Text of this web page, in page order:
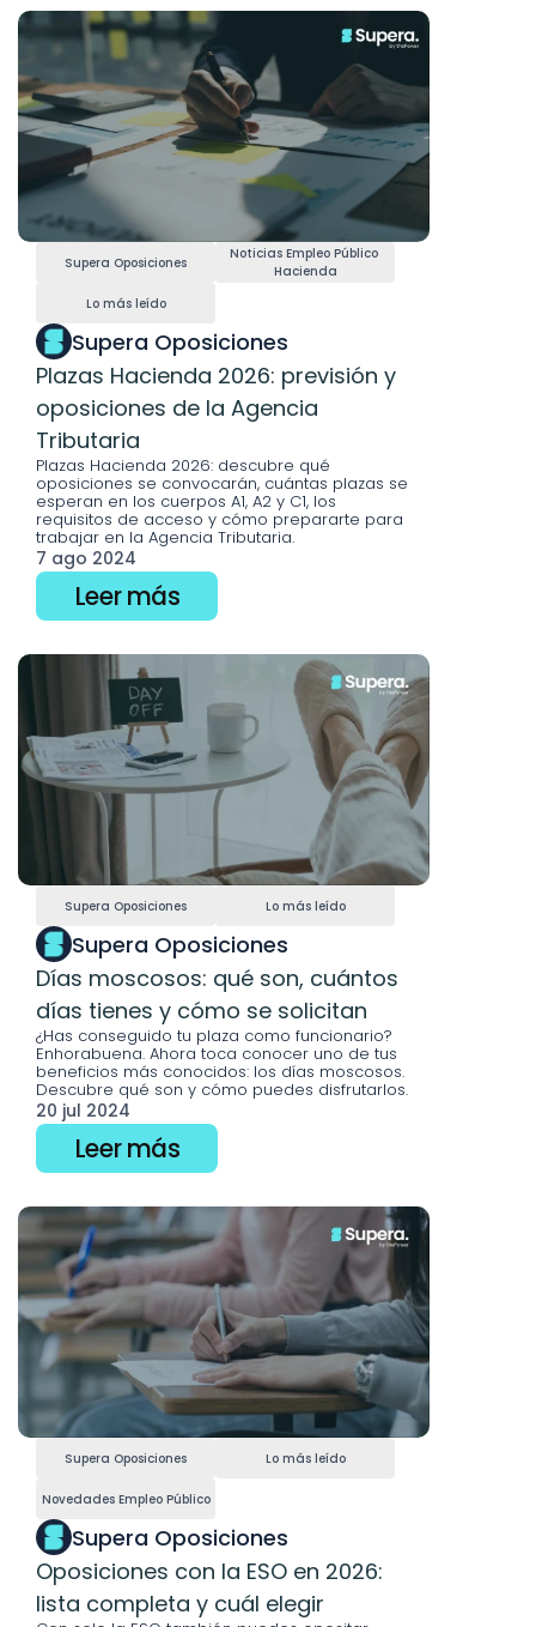
Supera Oposiciones
Noticias Empleo Público
Hacienda
Lo más leído
Supera Oposiciones
Plazas Hacienda 2026: previsión y
oposiciones de la Agencia
Tributaria
Plazas Hacienda 2026: descubre qué
oposiciones se convocarán, cuántas plazas se
esperan en los cuerpos A1, A2 y C1, los
requisitos de acceso y cómo prepararte para
trabajar en la Agencia Tributaria.
7 ago 2024
Leer más
Supera Oposiciones Lo más leído
Supera Oposiciones
Días moscosos: qué son, cuántos
días tienes y cómo se solicitan
¿Has conseguido tu plaza como funcionario?
Enhorabuena. Ahora toca conocer uno de tus
beneficios más conocidos: los días moscosos.
Descubre qué son y cómo puedes disfrutarlos.
20 jul 2024
Leer más
Supera Oposiciones Lo más leído
Novedades Empleo Público
Supera Oposiciones
Oposiciones con la ESO en 2026:
lista completa y cuál elegir